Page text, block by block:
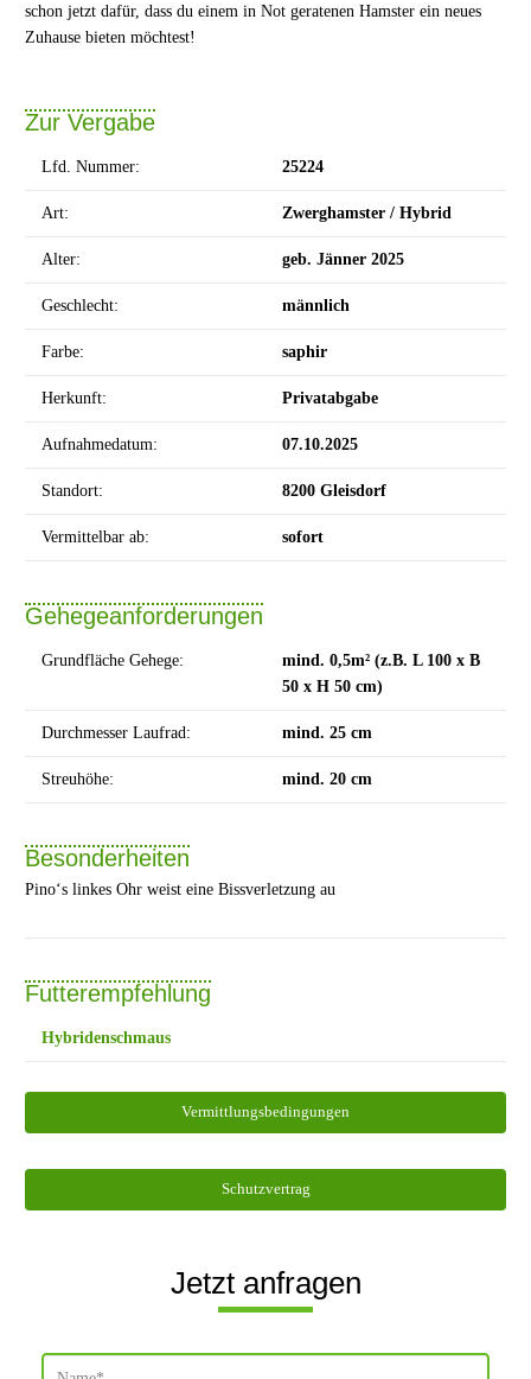
schon jetzt dafür, dass du einem in Not geratenen Hamster ein neues
Zuhause bieten möchtest!
Zur Vergabe
Lfd. Nummer: 25224
Art: Zwerghamster / Hybrid
Alter: geb. Jänner 2025
Geschlecht: männlich
Farbe: saphir
Herkunft: Privatabgabe
Aufnahmedatum: 07.10.2025
Standort: 8200 Gleisdorf
Vermittelbar ab: sofort
Gehegeanforderungen
Grundfläche Gehege:
mind. 0,5m² (z.B. L 100 x B
50 x H 50 cm)
Durchmesser Laufrad: mind. 25 cm
Streuhöhe: mind. 20 cm
Besonderheiten
Pino‘s linkes Ohr weist eine Bissverletzung au
Futterempfehlung
Hybridenschmaus
Vermittlungsbedingungen
Schutzvertrag
Jetzt anfragen